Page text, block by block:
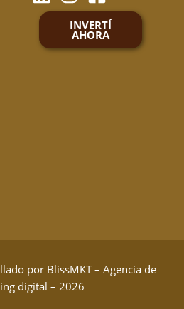
INVERTÍ
AHORA
por BlissMKT – Agencia de
digital – 2026